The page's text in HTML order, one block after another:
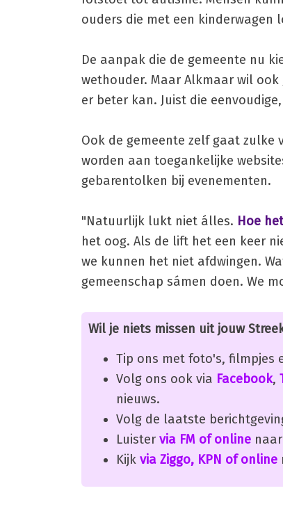
ouders die met een
De aanpak die de gemeente nu
wethouder. Maar Alkmaar wil
er beter kan. Juist die
Ook de gemeente zelf gaat
worden aan toegankelijke
gebarentolken bij evenementen.
"Natuurlijk lukt niet álles. Hoe
het oog. Als de lift het een keer
we kunnen het niet afdwingen.
gemeenschap sámen doen. We
Wil je niets missen uit jouw
Tip ons met foto's, filmpjes
Volg ons ook via Facebook,
nieuws.
Volg de laatste
Luister via FM of online
Kijk via Ziggo, KPN of online